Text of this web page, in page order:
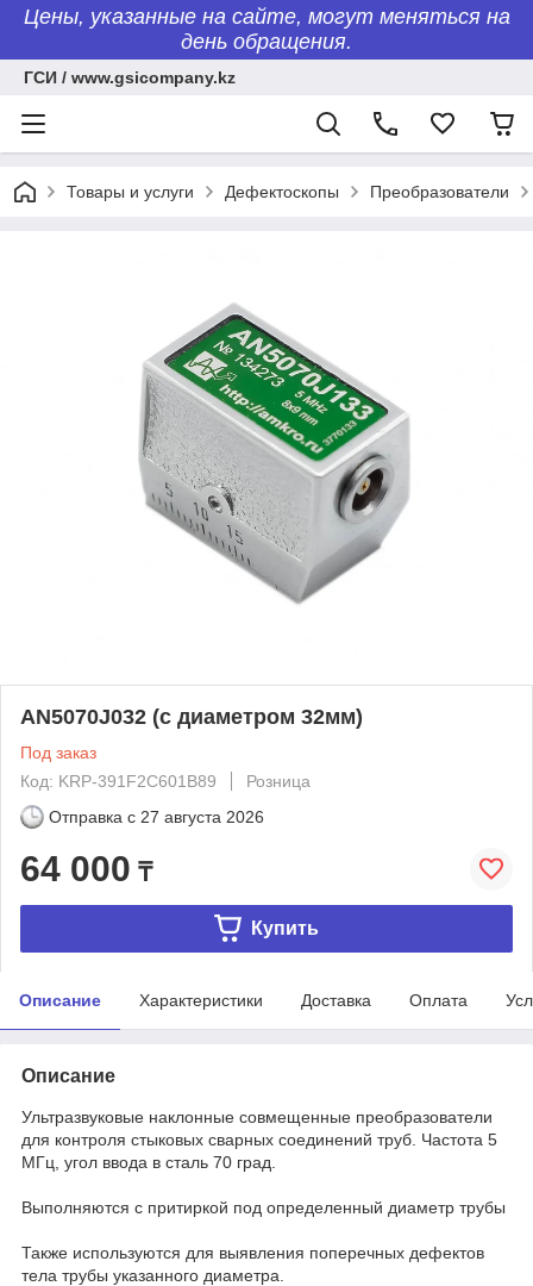
Цены, указанные на сайте, могут меняться на
день обращения.
ГСИ / www.gsicompany.kz
Товары и услуги Дефектоскопы Преобразователи
AN5070J032 (с диаметром 32мм)
Под заказ
Код: KRP-391F2C601B89
Розница
Отправка с 27 августа 2026
64 000 ₸
Купить
Описание Характеристики Доставка Оплата
Описание
Ультразвуковые наклонные совмещенные преобразователи
для контроля стыковых сварных соединений труб. Частота 5
МГц, угол ввода в сталь 70 град.
Выполняются с притиркой под определенный диаметр трубы
Также используются для выявления поперечных дефектов
тела трубы указанного диаметра.